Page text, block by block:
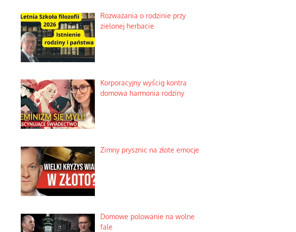
Rozważania o rodzinie przy
zielonej herbacie
Korporacyjny wyścig kontra
domowa harmonia rodziny
Zimny prysznic na złote emocje
Domowe polowanie na wolne
fale